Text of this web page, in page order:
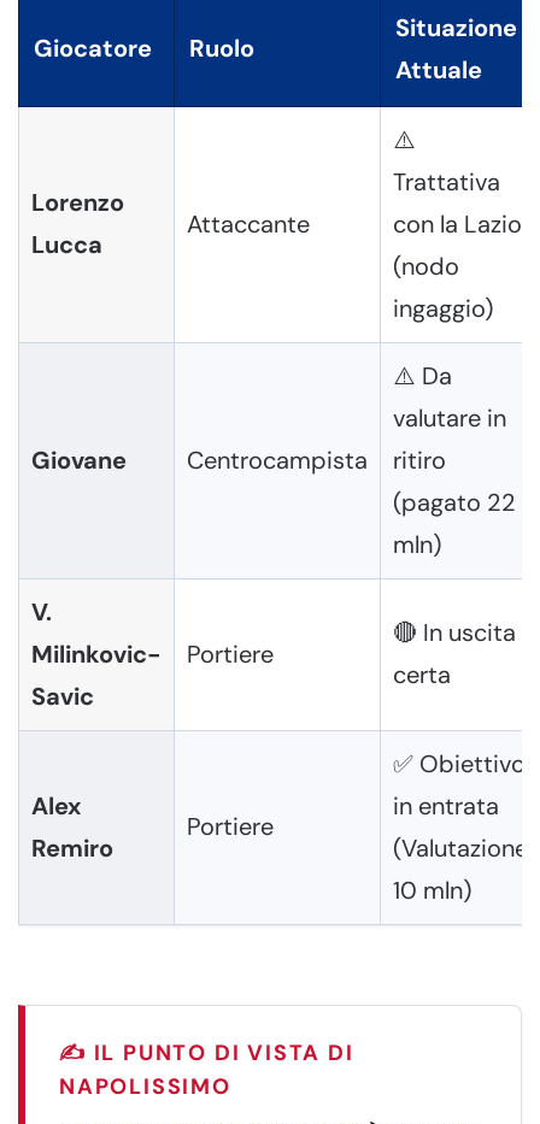
Giocatore Ruolo
Situazione
Attuale
Lorenzo
Lucca
Attaccante
⚠️
Trattativa
con la Lazio
(nodo
ingaggio)
Giovane Centrocampista
⚠️ Da
valutare in
ritiro
(pagato 22
mln)
V.
Milinkovic-
Savic
Portiere
🔴 In uscita
certa
Alex
Remiro
Portiere
✅ Obiettivo
in entrata
(Valutazione
10 mln)
✍️ IL PUNTO DI VISTA DI
NAPOLISSIMO